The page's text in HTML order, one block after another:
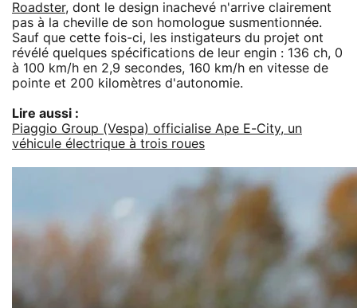
Roadster, dont le design inachevé n'arrive clairement
pas à la cheville de son homologue susmentionnée.
Sauf que cette fois-ci, les instigateurs du projet ont
révélé quelques spécifications de leur engin : 136 ch, 0
à 100 km/h en 2,9 secondes, 160 km/h en vitesse de
pointe et 200 kilomètres d'autonomie.
Lire aussi :
Piaggio Group (Vespa) officialise Ape E-City, un
véhicule électrique à trois roues